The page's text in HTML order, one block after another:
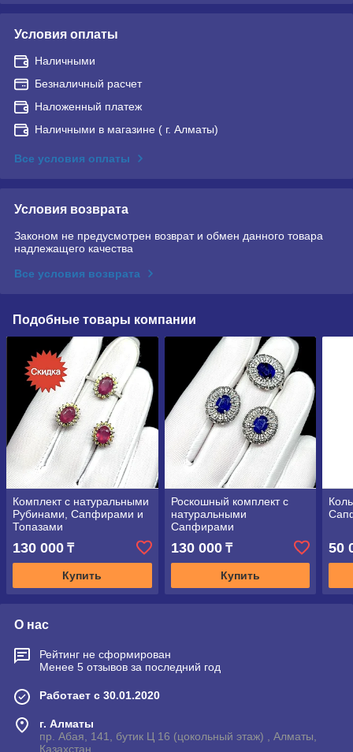
Условия оплаты
Наличными
Безналичный расчет
Наложенный платеж
Наличными в магазине ( г. Алматы)
Все условия оплаты
Условия возврата
Законом не предусмотрен возврат и обмен данного товара
надлежащего качества
Все условия возврата
Подобные товары компании
Комплект с натуральными
Рубинами, Сапфирами и
Топазами
130 000 ₸
Купить
Роскошный комплект с
натуральными
Сапфирами
130 000₸
Купить
50
О нас
Рейтинг не сформирован
Менее 5 отзывов за последний год
Работает с 30.01.2020
г. Алматы
пр. Абая, 141, бутик Ц 16 (цокольный этаж) , Алматы,
Казахстан